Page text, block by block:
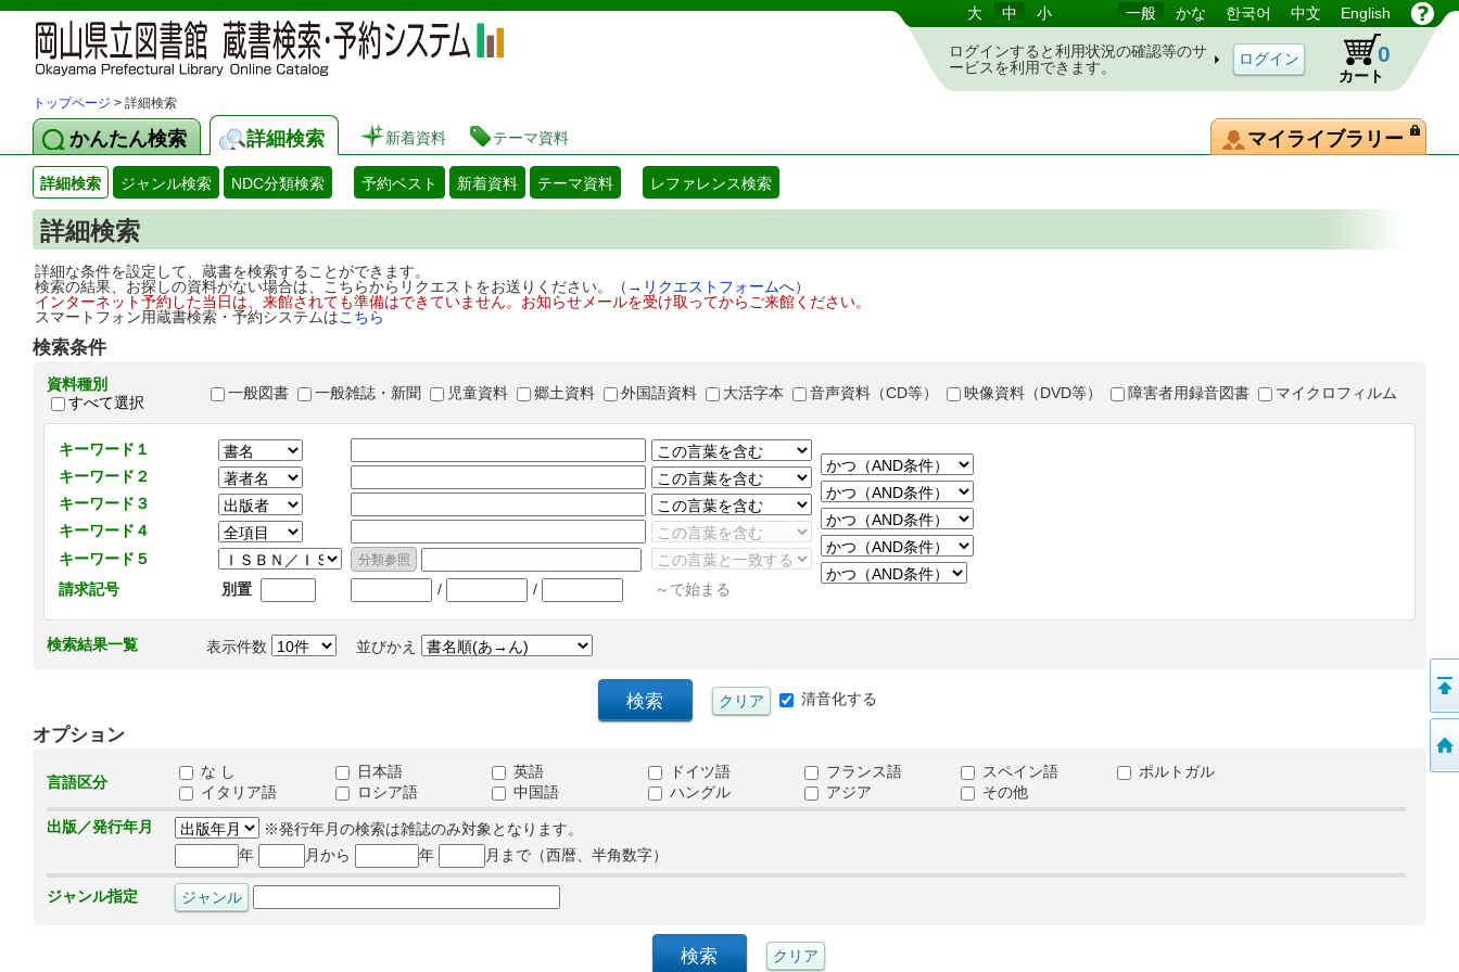
岡山県立図書館 蔵書検索・予約システム 大 中 小 一般 かな 한국어 中文 English
ログインすると利用状況の確認等のサ
ービスを利用できます。
カート
0
トップページ > 詳細検索
かんたん検索 詳細検索 新着資料 テーマ資料 マイライブラリー
詳細検索 ジャンル検索 NDC分類検索 予約ベスト 新着資料 テーマ資料 レファレンス検索
詳細検索
詳細な条件を設定して、蔵書を検索することができます。
検索の結果、お探しの資料がない場合は、こちらからリクエストをお送りください。（→ リクエストフォームへ）
インターネット予約した当日は、来館されても準備はできていません。お知らせメールを受け取ってからご来館ください。
スマートフォン用蔵書検索・予約システムはこちら
検索条件
資料種別
すべて選択
一般図書 一般雑誌・新聞 児童資料 郷土資料 外国語資料 大活字本 音声資料（CD等） 映像資料（DVD等） 障害者用録音図書 マイクロフィルム
キーワード１
キーワード２
キーワード３
キーワード４
キーワード５
請求記号
別置 / / ～で始まる
検索結果一覧 表示件数 並びかえ
清音化する
オプション
言語区分
な し 日本語 英語 ドイツ語 フランス語 スペイン語
ポルトガル
イタリア語
ロシア語 中国語 ハングル アジア
その他
出版／発行年月
※発行年月の検索は雑誌のみ対象となります。
年
月から 年 月まで（西暦、半角数字）
ジャンル指定